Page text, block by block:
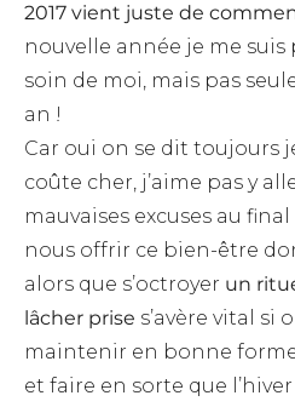
2017 vient juste de
nouvelle année je me
soin de moi, mais pas
an !
Car oui on se dit toujours
coûte cher, j’aime pas y
mauvaises excuses au
nous offrir ce bien-être
alors que s’octroyer un
lâcher prise s’avère vital si
maintenir en bonne
et faire en sorte que